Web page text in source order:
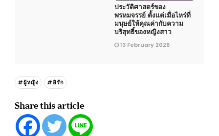
ประวัติศาสตร์ของ
พรหมจรรย์ ตั้งแต่เมื่อไหร่ที่
มนุษย์ให้คุณค่ากับความ
บริสุทธิ์ของหญิงสาว
13 February 2026
#ผู้หญิง #อิรัก
Share this article